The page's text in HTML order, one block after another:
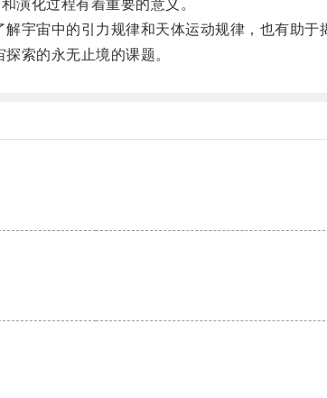
演化过程有着重要的意义。
宙中的引力规律和天体运动规律，也有助于
索的永无止境的课题。